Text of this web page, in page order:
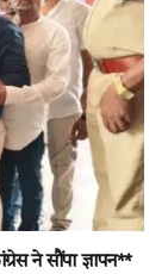
ने सौंपा ज्ञापन**